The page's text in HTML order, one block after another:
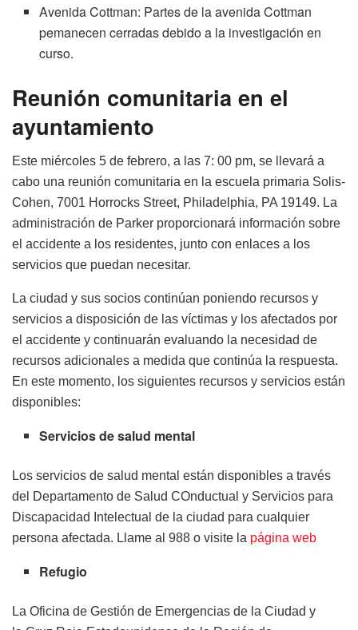
Avenida Cottman: Partes de la avenida Cottman
pemanecen cerradas debido a la investigación en
curso.
Reunión comunitaria en el
ayuntamiento
Este miércoles 5 de febrero, a las 7: 00 pm, se llevará a
cabo una reunión comunitaria en la escuela primaria Solis-
Cohen, 7001 Horrocks Street, Philadelphia, PA 19149. La
administración de Parker proporcionará información sobre
el accidente a los residentes, junto con enlaces a los
servicios que puedan necesitar.
La ciudad y sus socios continúan poniendo recursos y
servicios a disposición de las víctimas y los afectados por
el accidente y continuarán evaluando la necesidad de
recursos adicionales a medida que continúa la respuesta.
En este momento, los siguientes recursos y servicios están
disponibles:
Servicios de salud mental
Los servicios de salud mental están disponibles a través
del Departamento de Salud COnductual y Servicios para
Discapacidad Intelectual de la ciudad para cualquier
persona afectada. Llame al 988 o visite la página web
Refugio
La Oficina de Gestión de Emergencias de la Ciudad y